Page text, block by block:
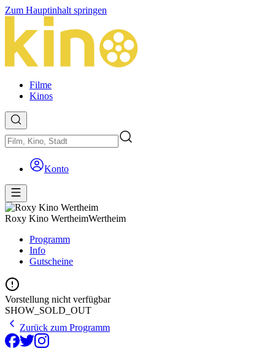
Zum Hauptinhalt springen
Filme
Kinos
Konto
Roxy Kino WertheimWertheim
Programm
Info
Gutscheine
Vorstellung nicht verfügbar
SHOW_SOLD_OUT
Zurück zum Programm